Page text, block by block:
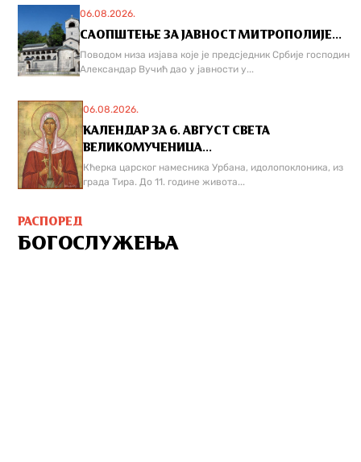
06.08.2026.
САОПШТЕЊЕ ЗА ЈАВНОСТ МИТРОПОЛИЈЕ...
Поводом низа изјава које је предсједник Србије господин
Александар Вучић дао у јавности у...
06.08.2026.
КАЛЕНДАР ЗА 6. АВГУСТ СВЕТА
ВЕЛИКОМУЧЕНИЦА...
Кћерка царског намесника Урбана, идолопоклоника, из
града Тира. До 11. године живота...
РАСПОРЕД
БОГОСЛУЖЕЊА